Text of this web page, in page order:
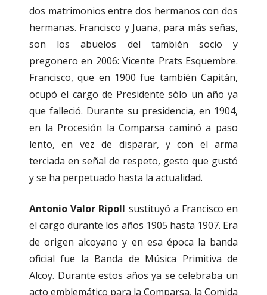
dos matrimonios entre dos hermanos con dos
hermanas. Francisco y Juana, para más señas,
son los abuelos del también socio y
pregonero en 2006: Vicente Prats Esquembre.
Francisco, que en 1900 fue también Capitán,
ocupó el cargo de Presidente sólo un año ya
que falleció. Durante su presidencia, en 1904,
en la Procesión la Comparsa caminó a paso
lento, en vez de disparar, y con el arma
terciada en señal de respeto, gesto que gustó
y se ha perpetuado hasta la actualidad.
Antonio Valor Ripoll sustituyó a Francisco en
el cargo durante los años 1905 hasta 1907. Era
de origen alcoyano y en esa época la banda
oficial fue la Banda de Música Primitiva de
Alcoy. Durante estos años ya se celebraba un
acto emblemático para la Comparsa, la Comida